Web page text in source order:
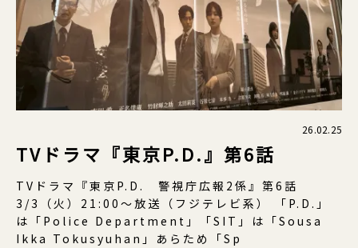
26.02.25
TVドラマ『東京P.D.』第6話
TVドラマ『東京P.D. 警視庁広報2係』第6話
3/3（火）21:00〜放送（フジテレビ系） 「P.D.」
は「Police Department」「SIT」は「Sousa
Ikka Tokusyuhan」あらため「Sp